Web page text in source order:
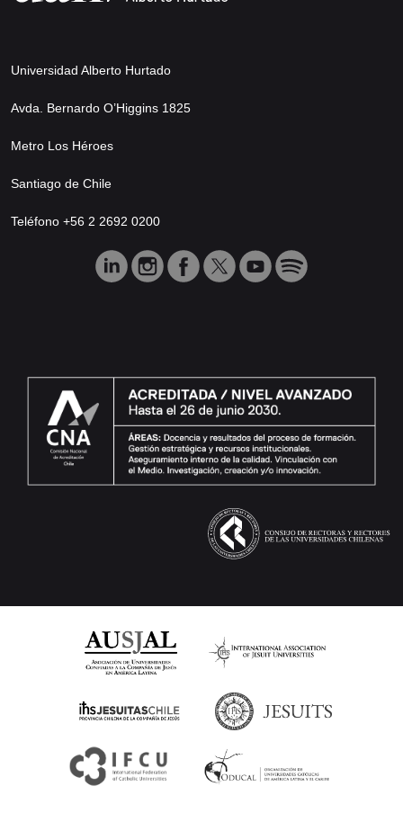
Universidad Alberto Hurtado
Avda. Bernardo O’Higgins 1825
Metro Los Héroes
Santiago de Chile
Teléfono +56 2 2692 0200